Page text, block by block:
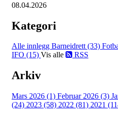
08.04.2026
Kategori
Alle innlegg Barneidrett (33)
IFO (15) Vis alle RSS
Arkiv
Mars 2026 (1) Februar 2026 (3)
(24) 2023 (58) 2022 (81) 2021